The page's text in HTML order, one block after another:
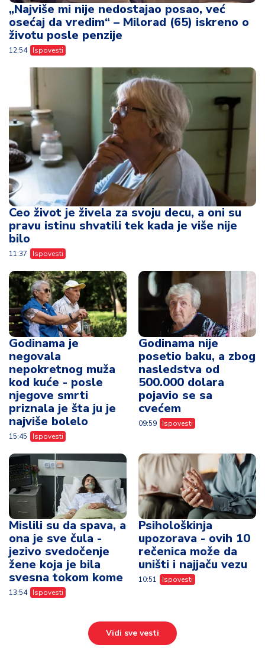
„Najviše mi nije nedostajao posao, već
osećaj da vredim“ – Milorad (65) iskreno o
životu posle penzije
12:54 Ispovesti
Ceo život je živela za svoju decu, a oni su
pravu istinu shvatili tek kada je više nije
bilo
11:37 Ispovesti
Godinama je
negovala
nepokretnog muža
kod kuće - posle
njegove smrti
priznala je šta ju je
najviše bolelo
15:45 Ispovesti
Godinama nije
posetio baku, a zbog
nasledstva od
500.000 dolara
pojavio se sa
cvećem
09:59 Ispovesti
Mislili su da spava, a
ona je sve čula -
jezivo svedočenje
žene koja je bila
svesna tokom kome
13:54 Ispovesti
Psihološkinja
upozorava - ovih 10
rečenica može da
uništi i najjaču vezu
10:51 Ispovesti
Vidi sve vesti